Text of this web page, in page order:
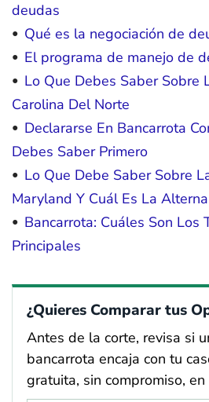
deudas
Qué es la negociación de
El programa de manejo de
Lo Que Debes Saber Sobre
Carolina Del Norte
Declararse En Bancarrota
Debes Saber Primero
Lo Que Debe Saber Sobre
Maryland Y Cuál Es La Alterna
Bancarrota: Cuáles Son Los
Principales
¿Quieres Comparar tus
Antes de la corte, revisa si
bancarrota encaja con tu
gratuita, sin compromiso,